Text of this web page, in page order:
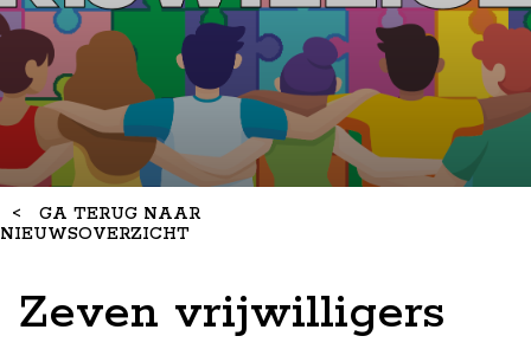
< GA TERUG NAAR
NIEUWSOVERZICHT
Zeven vrijwilligers